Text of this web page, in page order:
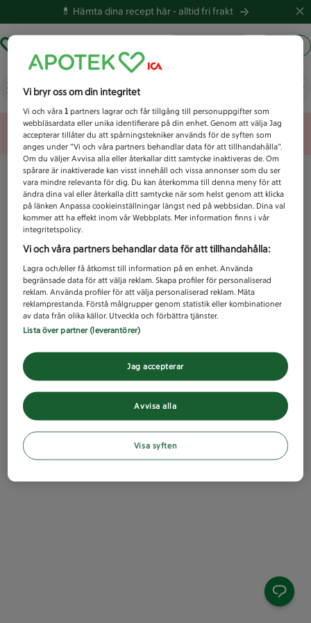
💊 Hämta dina recept här -alltid fri frakt
Vad letar du efter idag?
Unknown error
Vi bryr oss om din integritet
Vi och våra1 partners lagrar och får tillgång till personuppgifter som
webbläsardata eller unika identifierare på din enhet. Genom att välja Jag
accepterar tillåter du att spårningstekniker används för de syften som
anges under ”Vi och våra partners behandlar data för att tillhandahålla”.
Om du väljer Avvisa alla eller återkallar ditt samtycke inaktiveras de. Om
spårare är inaktiverade kan visst innehåll och vissa annonser som du ser
vara mindre relevanta för dig. Du kan återkomma till denna meny för att
ändra dina val eller återkalla ditt samtycke när som helst genom att klicka
på länken Anpassa cookieinställningar längst ned på webbsidan. Dina val
kommer att ha effekt inom vår Webbplats. Mer information finns i vår
integritetspolicy.
Vi och våra partners behandlar data för att tillhandahålla:
Lagra och/eller få åtkomst till information på en enhet. Använda
begränsade data för att välja reklam. Skapa profiler för personaliserad
reklam. Använda profiler för att välja personaliserad reklam. Mäta
reklamprestanda. Förstå målgrupper genom statistik eller kombinationer
av data från olika källor. Utveckla och förbättra tjänster.
Lista över partner (leverantörer)
Avvisa alla
Jag accepterar
Visa syften